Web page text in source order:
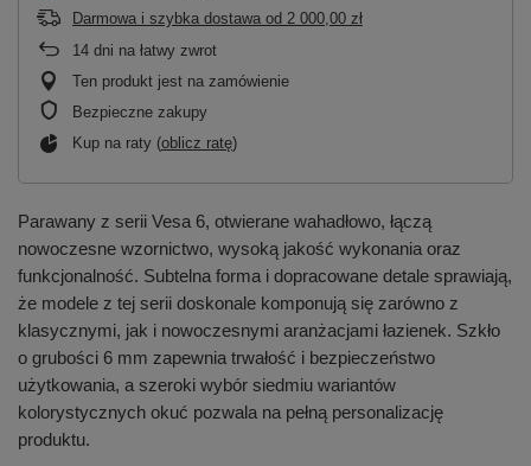
Darmowa i szybka dostawa od 2 000,00 zł
14 dni na łatwy zwrot
Ten produkt jest na zamówienie
Bezpieczne zakupy
Kup na raty (oblicz ratę)
Parawany z serii Vesa 6, otwierane wahadłowo, łączą
nowoczesne wzornictwo, wysoką jakość wykonania oraz
funkcjonalność. Subtelna forma i dopracowane detale sprawiają,
że modele z tej serii doskonale komponują się zarówno z
klasycznymi, jak i nowoczesnymi aranżacjami łazienek. Szkło
o grubości 6 mm zapewnia trwałość i bezpieczeństwo
użytkowania, a szeroki wybór siedmiu wariantów
kolorystycznych okuć pozwala na pełną personalizację
produktu.